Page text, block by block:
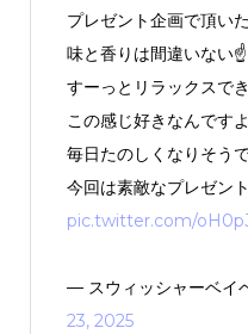
プレゼント企画で頂い
味と香りは間違いない☝️
この感じ好きなんです
毎日たのしくなりそう
今回は素敵なプレゼン
pic.twitter.com/
— スウィッシャーベイ
23, 2025